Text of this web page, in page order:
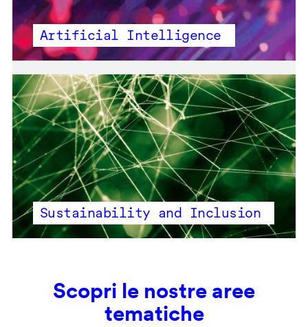
Artificial Intelligence
Sustainability and Inclusion
Scopri le nostre aree
tematiche